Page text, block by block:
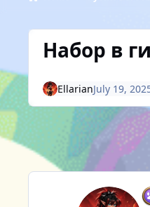
Набор в
EllarianJuly 19,